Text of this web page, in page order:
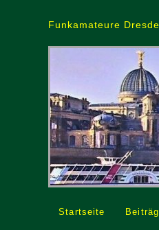
Funkamateure
Startseite